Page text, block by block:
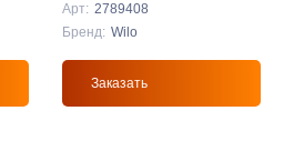
Арт: 2789408
Бренд: Wilo
Заказать